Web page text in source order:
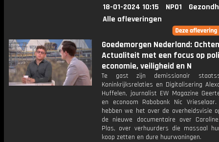
18-01-2024 10:15 NPO1
Alle afleveringen
Goedemorgen Nederland:
Actualiteit met een focus op
economie, veiligheid en N
Te gast zijn demissionair
Koninkrijksrelaties en Digitalisering
Huffelen, journalist EW Magazine
en econoom Rabobank Nic
hebben we het over de overheidsvisie
de nieuwe documentaire over
Plas, over verhuurders die massaal
koop zetten en dure huurwoningen.